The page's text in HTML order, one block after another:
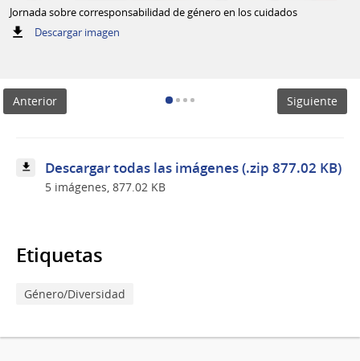
Jornada sobre corresponsabilidad de género en los cuidados
Descargar imagen:
Anterior Siguiente
Descargar todas las imágenes (.zip 877.02 KB)
5 imágenes, 877.02 KB
Etiquetas
Género/Diversidad